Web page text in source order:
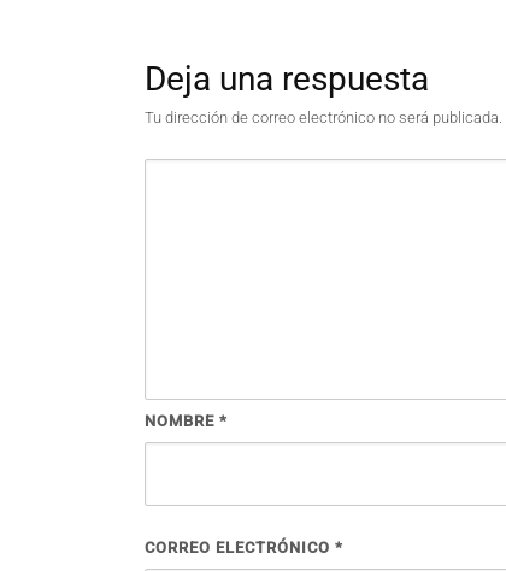
Deja una respuesta
Tu dirección de correo electrónico no será publicada.
NOMBRE *
CORREO ELECTRÓNICO *